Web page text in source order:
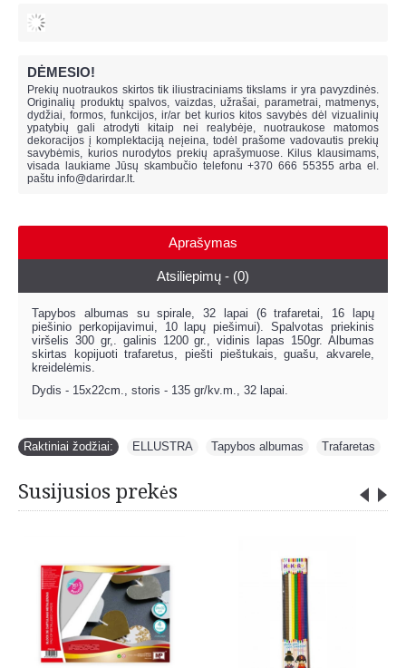
DĖMESIO!
Prekių nuotraukos skirtos tik iliustraciniams tikslams ir yra pavyzdinės.
Originalių produktų spalvos, vaizdas, užrašai, parametrai, matmenys,
dydžiai, formos, funkcijos, ir/ar bet kurios kitos savybės dėl vizualinių
ypatybių gali atrodyti kitaip nei realybėje, nuotraukose matomos
dekoracijos į komplektaciją neįeina, todėl prašome vadovautis prekių
savybėmis, kurios nurodytos prekių aprašymuose. Kilus klausimams,
visada laukiame Jūsų skambučio telefonu +370 666 55355 arba el.
paštu info@darirdar.lt.
Aprašymas
Atsiliepimų - (0)
Tapybos albumas su spirale, 32 lapai (6 trafaretai, 16 lapų
piešinio perkopijavimui, 10 lapų piešimui). Spalvotas priekinis
viršelis 300 gr,. galinis 1200 gr., vidinis lapas 150gr. Albumas
skirtas kopijuoti trafaretus, piešti pieštukais, guašu, akvarele,
kreidelėmis.
Dydis - 15x22cm., storis - 135 gr/kv.m., 32 lapai.
Raktiniai žodžiai: ELLUSTRA Tapybos albumas Trafaretas
Susijusios prekės